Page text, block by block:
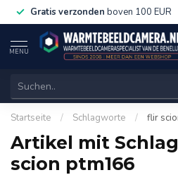
Gratis verzonden boven 100 EUR
MENU
Startseite / Schlagworte / flir
Artikel mit
scion ptm166